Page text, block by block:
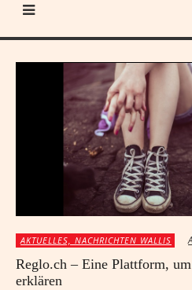
AKTUELLES, NACHRICHTEN WALLIS
Reglo.ch – Eine Plattform,
erklären